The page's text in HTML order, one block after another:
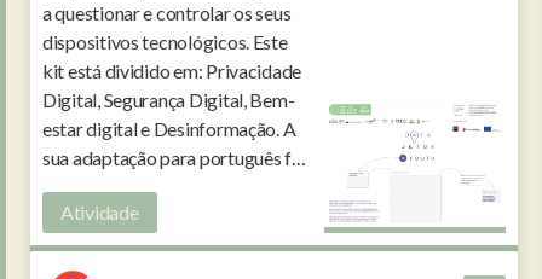
a questionar e controlar os seus
dispositivos tecnológicos. Este
kit está dividido em: Privacidade
Digital, Segurança Digital, Bem-
estar digital e Desinformação. A
sua adaptação para português foi
feita pela APAV.
Atividade